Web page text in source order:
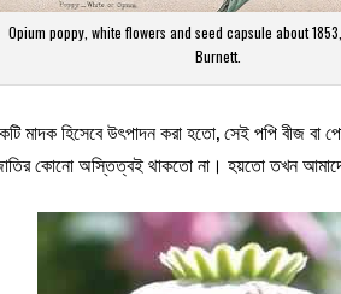
Opium poppy, white flowers and seed capsule about
Burnett.
হিসেবে উৎপাদন করা হতো, সেই পপি বীজ বা
কোনো অস্তিত্বই থাকতো না। হয়তো তখন আমাদের